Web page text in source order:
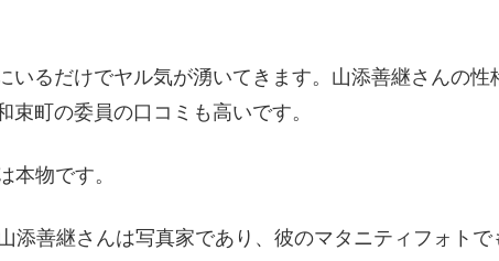
いるだけでヤル気が湧いてきます。山添善継さんの性
町の委員の口コミも高いです。
本物です。
添善継さんは写真家であり、彼のマタニティフォトで